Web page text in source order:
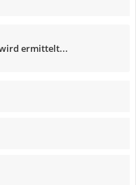
ermittelt...